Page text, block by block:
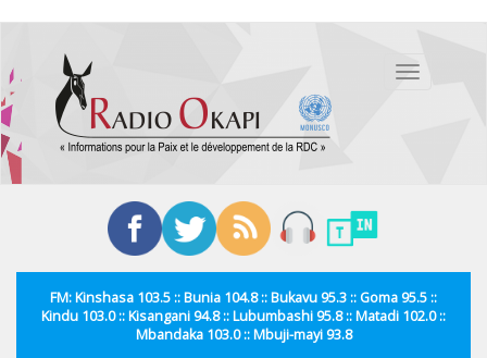
contenu
principal
Toggle
FM: Kinshasa 103.5 :: Bunia 104.8 :: Bukavu 95.3 :: Goma 95.5 ::
Kindu 103.0 :: Kisangani 94.8 :: Lubumbashi 95.8 :: Matadi 102.0 ::
Mbandaka 103.0 :: Mbuji-mayi 93.8